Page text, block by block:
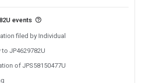
events
filed by Individual
to JP4629782U
of JPS58150477U